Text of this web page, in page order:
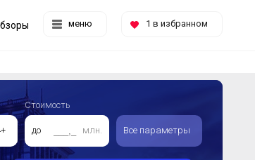
меню 1 в избранном
Стоимость
до млн. Все параметры